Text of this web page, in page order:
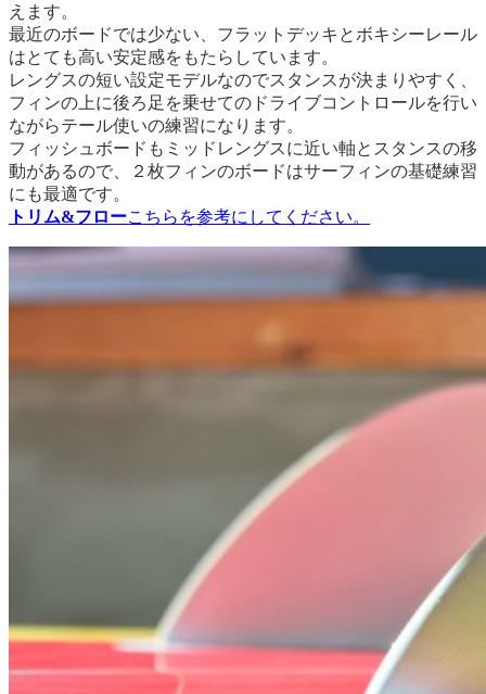
えます。
最近のボードでは少ない、フラットデッキとボキシーレール
はとても高い安定感をもたらしています。
レングスの短い設定モデルなのでスタンスが決まりやすく、
フィンの上に後ろ足を乗せてのドライブコントロールを行い
ながらテール使いの練習になります。
フィッシュボードもミッドレングスに近い軸とスタンスの移
動があるので、２枚フィンのボードはサーフィンの基礎練習
にも最適です。
トリム&フローこちらを参考にしてください。